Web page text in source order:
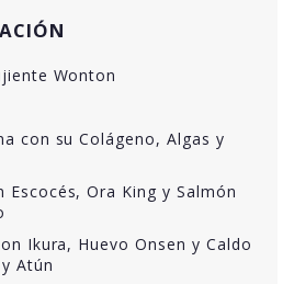
Wonton
con su Colágeno, Algas y
Escocés, Ora King y Salmón
Ikura, Huevo Onsen y Caldo
Atún